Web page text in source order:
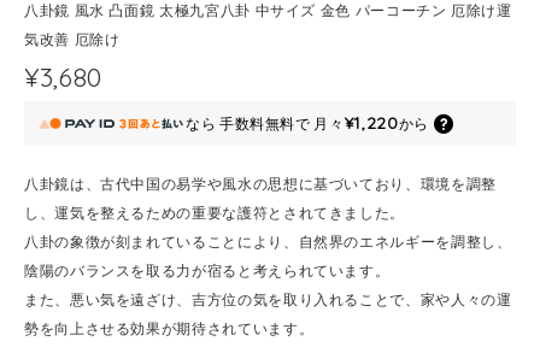
八卦鏡 風水 凸面鏡 太極九宮八卦 中サイズ 金色 パーコーチン 厄除け運
気改善 厄除け
¥3,680
なら 手数料無料で 月々 ¥1,220から
八卦鏡は、古代中国の易学や風水の思想に基づいており、環境を調整
し、運気を整えるための重要な護符とされてきました。
八卦の象徴が刻まれていることにより、自然界のエネルギーを調整し、
陰陽のバランスを取る力が宿ると考えられています。
また、悪い気を遠ざけ、吉方位の気を取り入れることで、家や人々の運
勢を向上させる効果が期待されています。